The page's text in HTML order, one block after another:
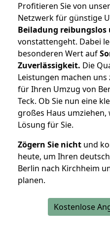
Profitieren Sie von
Netzwerk für günstige
Beiladung reibungslos
vonstattengeht. Dabei
besonderen Wert auf
Zuverlässigkeit. Die
Leistungen machen
für Ihren Umzug von
Teck. Ob Sie nun eine
großes Haus
Lösung für Sie.
Zögern Sie nicht und
heute, um Ihren
Berlin nach Kirchheim
planen.
Kostenlose